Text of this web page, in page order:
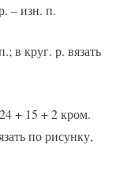
– изн. п.
в круг. р. вязать
+ 15 + 2 кром.
по рисунку,